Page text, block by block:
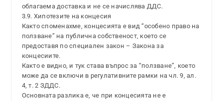
облагаема доставка и не се начислява ДДС.
3.9. Хипотезите на концесия
Както споменахме, концесията е вид “особено право на
ползване” на публична собственост, което се
предоставя по специален закон – Закона за
концесиите.
Както е видно, и тук става въпрос за “ползване”, което
може да се включи в регулативните рамки на чл. 9, ал.
4, т. 2 ЗДДС.
Основната разлика е, че при концесията не е